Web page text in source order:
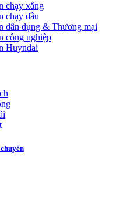
chạy xăng
chạy dầu
dân dụng & Thương mại
công nghiệp
Huyndai